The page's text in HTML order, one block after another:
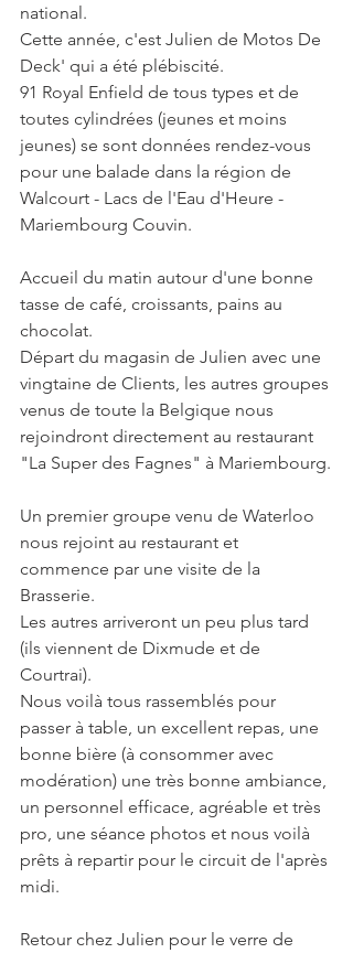
national.
Cette année, c'est Julien de Motos De
Deck' qui a été plébiscité.
91 Royal Enfield de tous types et de
toutes cylindrées (jeunes et moins
jeunes) se sont données rendez-vous
pour une balade dans la région de
Walcourt - Lacs de l'Eau d'Heure -
Mariembourg Couvin.
Accueil du matin autour d'une bonne
tasse de café, croissants, pains au
chocolat.
Départ du magasin de Julien avec une
vingtaine de Clients, les autres groupes
venus de toute la Belgique nous
rejoindront directement au restaurant
"La Super des Fagnes" à Mariembourg.
Un premier groupe venu de Waterloo
nous rejoint au restaurant et
commence par une visite de la
Brasserie.
Les autres arriveront un peu plus tard
(ils viennent de Dixmude et de
Courtrai).
Nous voilà tous rassemblés pour
passer à table, un excellent repas, une
bonne bière (à consommer avec
modération) une très bonne ambiance,
un personnel efficace, agréable et très
pro, une séance photos et nous voilà
prêts à repartir pour le circuit de l'après
midi.
Retour chez Julien pour le verre de